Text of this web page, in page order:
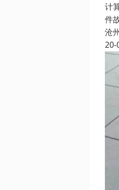
计
件
沧
20-